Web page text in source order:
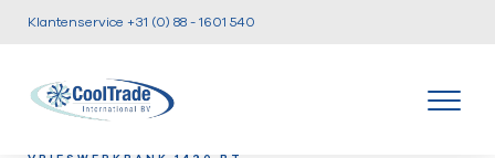
Klantenservice +31 (0) 88 - 1601 540